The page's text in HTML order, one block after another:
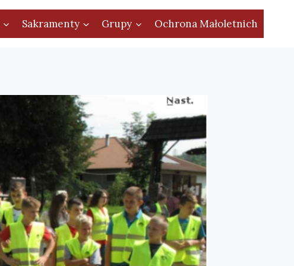
Sakramenty Grupy Ochrona Małoletnich